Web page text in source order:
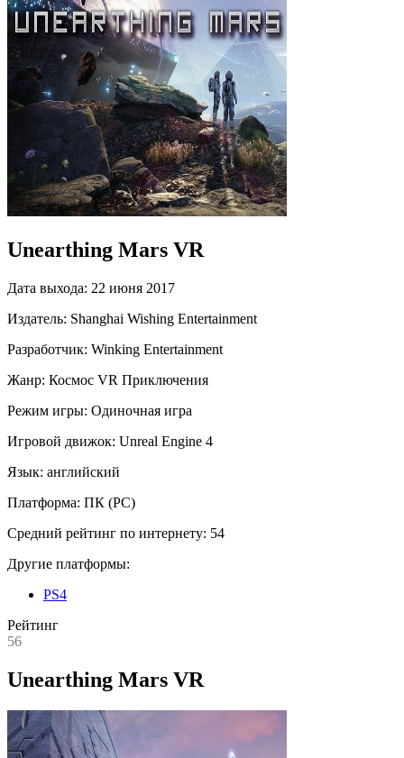
Unearthing Mars VR
Дата выхода: 22 июня 2017
Издатель: Shanghai Wishing Entertainment
Разработчик: Winking Entertainment
Жанр: Космос VR Приключения
Режим игры: Одиночная игра
Игровой движок: Unreal Engine 4
Язык: английский
Платформа: ПК (PC)
Средний рейтинг по интернету: 54
Другие платформы:
PS4
Рейтинг
56
Unearthing Mars VR